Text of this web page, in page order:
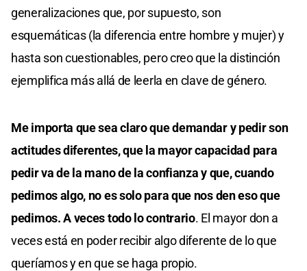
generalizaciones que, por supuesto, son
esquemáticas (la diferencia entre hombre y mujer) y
hasta son cuestionables, pero creo que la distinción
ejemplifica más allá de leerla en clave de género.
Me importa que sea claro que demandar y pedir son
actitudes diferentes, que la mayor capacidad para
pedir va de la mano de la confianza y que, cuando
pedimos algo, no es solo para que nos den eso que
pedimos. A veces todo lo contrario. El mayor don a
veces está en poder recibir algo diferente de lo que
queríamos y en que se haga propio.